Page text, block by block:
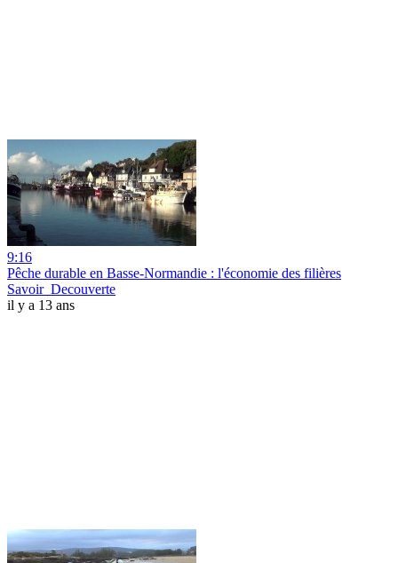
9:16
Pêche durable en Basse-Normandie : l'économie des filières
Savoir_Decouverte
il y a 13 ans